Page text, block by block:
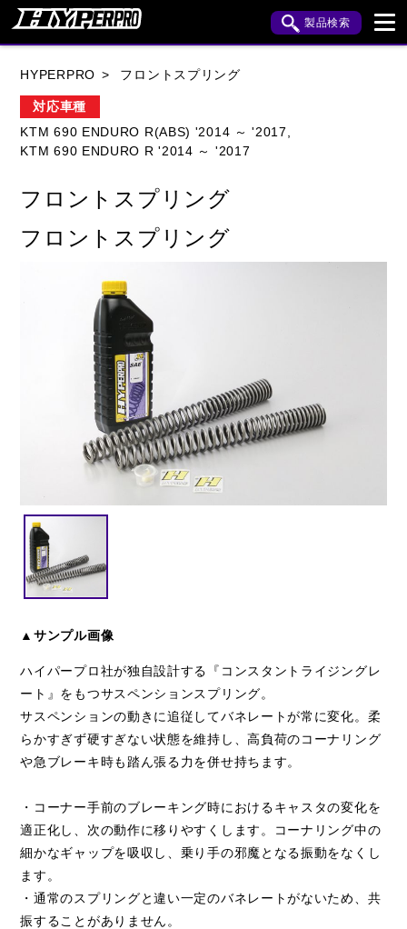
製品検索
KAWASAKI APRILIA
BUELL CAGIVA DUCATI
HARLEY DAVIDSON
KTM
MV AGUSTA
TRIUMPH
閉じる
HYPERPRO フロントスプリング
対応車種
KTM 690 ENDURO R(ABS) '2014 ～ '2017,
KTM 690 ENDURO R '2014 ～ '2017
フロントスプリング
フロントスプリング
▲サンプル画像
ハイパープロ社が独自設計する『コンスタントライジングレ
ート』をもつサスペンションスプリング。
サスペンションの動きに追従してバネレートが常に変化。柔
らかすぎず硬すぎない状態を維持し、高負荷のコーナリング
や急ブレーキ時も踏ん張る力を併せ持ちます。
・コーナー手前のブレーキング時におけるキャスタの変化を
適正化し、次の動作に移りやすくします。コーナリング中の
細かなギャップを吸収し、乗り手の邪魔となる振動をなくし
ます。
・通常のスプリングと違い一定のバネレートがないため、共
振することがありません。